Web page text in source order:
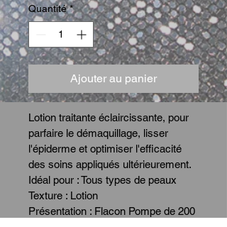
Quantité *
Ajouter au panier
Lotion traitante éclaircissante, pour
parfaire le démaquillage, lisser
l'épiderme et optimiser l'efficacité
des soins appliqués ultérieurement.
Idéal pour : Tous types de peaux
Texture : Lotion
Présentation : Flacon Pompe de 200